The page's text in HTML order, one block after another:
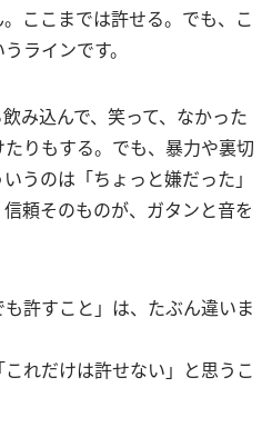
ここまでは許せる。でも、こ
ラインです。
み込んで、笑って、なかった
りもする。でも、暴力や裏切
うのは「ちょっと嫌だった」
頼そのものが、ガタンと音を
も許すこと」は、たぶん違いま
れだけは許せない」と思うこ